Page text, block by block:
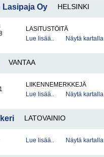
Lasipaja Oy HELSINKI
LASITUSTÖITÄ
Lue lisää..
Näytä kartalla
VANTAA
LIIKENNEMERKKEJÄ
Lue lisää..
Näytä kartalla
LATOVAINIO
Lue lisää.. Näytä kartalla